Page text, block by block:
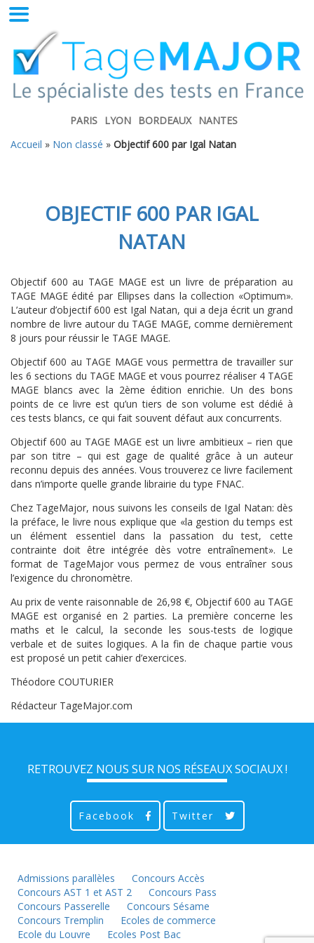
PARIS LYON BORDEAUX
NANTES
Accueil » Non classé » Objectif 600 par Igal Natan
OBJECTIF 600 PAR IGAL
NATAN
Objectif 600 au TAGE MAGE est un livre de préparation au
TAGE MAGE édité par Ellipses dans la collection «Optimum».
L’auteur d’objectif 600 est Igal Natan, qui a deja écrit un grand
nombre de livre autour du TAGE MAGE, comme dernièrement
8 jours pour réussir le TAGE MAGE.
Objectif 600 au TAGE MAGE vous permettra de travailler sur
les 6 sections du TAGE MAGE et vous pourrez réaliser 4 TAGE
MAGE blancs avec la 2ème édition enrichie. Un des bons
points de ce livre est qu’un tiers de son volume est dédié à
ces tests blancs, ce qui fait souvent défaut aux concurrents.
Objectif 600 au TAGE MAGE est un livre ambitieux – rien que
par son titre – qui est gage de qualité grâce à un auteur
reconnu depuis des années. Vous trouverez ce livre facilement
dans n’importe quelle grande librairie du type FNAC.
Chez TageMajor, nous suivons les conseils de Igal Natan: dès
la préface, le livre nous explique que «la gestion du temps est
un élément essentiel dans la passation du test, cette
contrainte doit être intégrée dès votre entraînement». Le
format de TageMajor vous permez de vous entraîner sous
l’exigence du chronomètre.
Au prix de vente raisonnable de 26,98 €, Objectif 600 au TAGE
MAGE est organisé en 2 parties. La première concerne les
maths et le calcul, la seconde les sous-tests de logique
verbale et de suites logiques. A la fin de chaque partie vous
est proposé un petit cahier d’exercices.
Théodore COUTURIER
Rédacteur TageMajor.com
RETROUVEZ NOUS SUR NOS RÉSEAUX SOCIAUX !
Facebook Twitter
Admissions parallèles
Concours Accès
Concours AST 1 et AST 2
Concours Pass
Concours Passerelle
Concours Sésame
Concours Tremplin
Ecoles de commerce
Ecole du Louvre
Ecoles Post Bac